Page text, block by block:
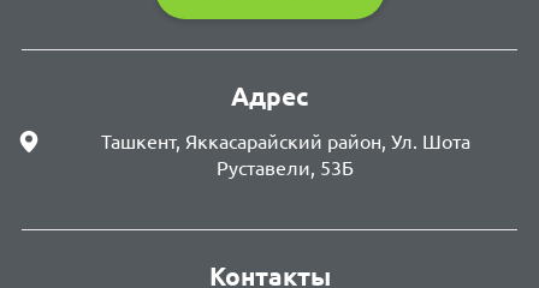
Адрес
Ташкент, Яккасарайский район, Ул. Шота
Руставели, 53Б
Контакты